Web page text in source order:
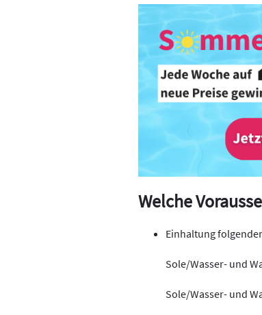
Welche
Einhaltung
Sole/Wasser- und
Sole/Wasser- und